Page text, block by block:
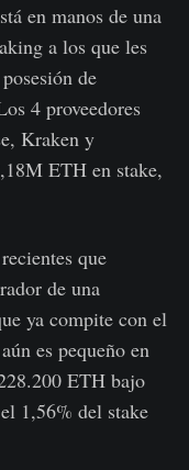
en manos de una
a los que les
de
4 proveedores
Kraken y
ETH en stake,
que
de una
ya compite con el
es pequeño en
ETH bajo
1,56% del stake